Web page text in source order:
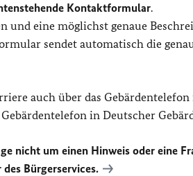
Kontaktformular.
und eine möglichst genaue
sendet automatisch die
auch über das
Gebärdentelefon in Deutscher
nicht um einen Hinweis oder eine
Bürgerservices.